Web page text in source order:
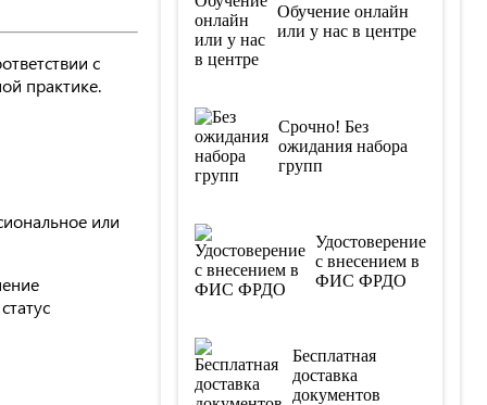
с
практике.
или
Обучение онлайн
или у нас в центре
Срочно! Без
ожидания набора
групп
Удостоверение
с внесением в
ФИС ФРДО
Бесплатная
доставка
документов